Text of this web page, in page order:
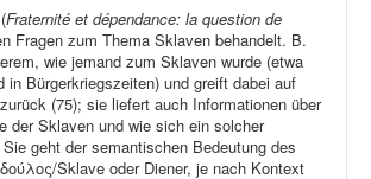
Fraternité et dépendance: la question de
Fragen zum Thema Sklaven behandelt. B.
wie jemand zum Sklaven wurde (etwa
in Bürgerkriegszeiten) und greift dabei auf
(75); sie liefert auch Informationen über
der Sklaven und wie sich ein solcher
geht der semantischen Bedeutung des
Sklave oder Diener, je nach Kontext